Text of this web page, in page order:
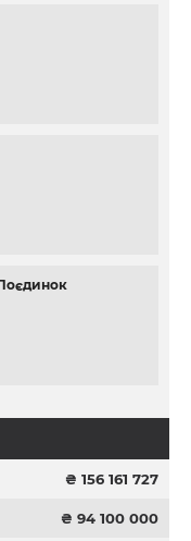
₴ 156 161 727
₴ 94 100 000